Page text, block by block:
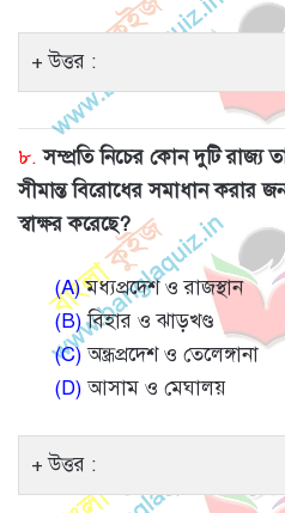
উত্তর :
৮. সম্প্রতি নিচের কোন দুটি
সীমান্ত বিরোধের সমাধান করার
স্বাক্ষর করেছে?
(A)মধ্যপ্রদেশ ও রাজস্থান
(B)বিহার ও ঝাড়খণ্ড
(C)অন্ধ্রপ্রদেশ ও তেলেঙ্গানা
(D)আসাম ও মেঘালয়
উত্তর :